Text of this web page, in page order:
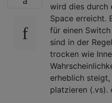
wird dies durch
Space erreicht.
für einen
sind in der
trocken wie
erheblich
platzieren (.vs).